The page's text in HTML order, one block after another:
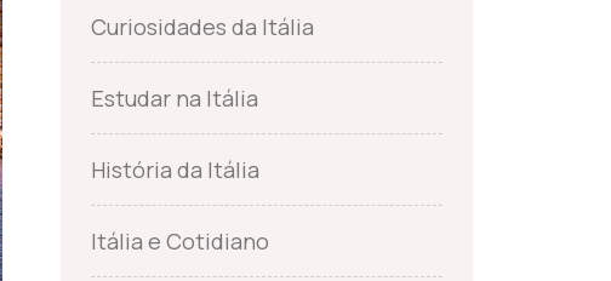
Curiosidades da Itália
Estudar na Itália
História da Itália
Itália e Cotidiano